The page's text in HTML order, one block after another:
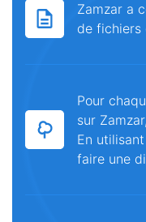
Zamzar a
de fichiers
Pour
sur
En
faire une